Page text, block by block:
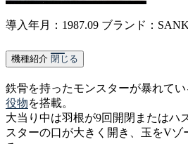
導入年月：1987.09 ブランド：
機種紹介 閉じる
鉄骨を持ったモンスターが暴れて
役物を搭載。
大当り中は羽根が9回開閉またはハ
スターの口が大きく開き、玉をV